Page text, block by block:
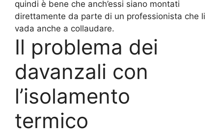
quindi è bene che anch’essi siano montati
direttamente da parte di un professionista che li
vada anche a collaudare.
Il problema dei
davanzali con
l’isolamento
termico